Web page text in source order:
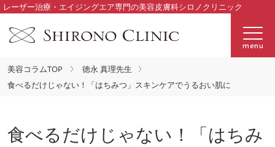
レーザー治療・エイジングエア専門の美容皮膚科シロノクリニック
menu
美容コラムTOP
徳永 真理先生
食べるだけじゃない！「はちみつ」スキンケアでうるおい肌に
食べるだけじゃない！「はちみ